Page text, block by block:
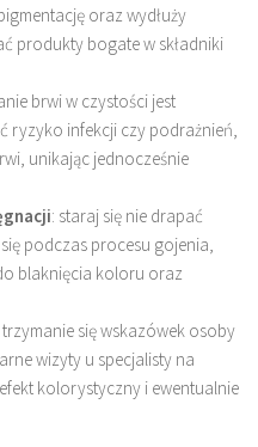
oraz wydłuży
produkty bogate w składniki
brwi w czystości jest
ryzyko infekcji czy podrażnień,
unikając jednocześnie
: staraj się nie drapać
podczas procesu gojenia,
blaknięcia koloru oraz
trzymanie się wskazówek osoby
wizyty u specjalisty na
kolorystyczny i ewentualnie